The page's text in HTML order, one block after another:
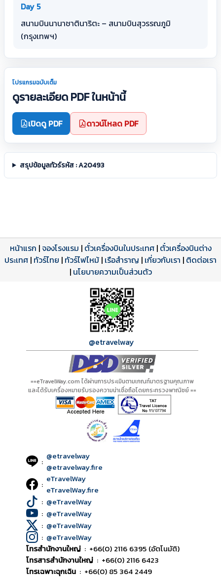
Day 5
สนามบินนานาชาตินาริตะ – สนามบินสุวรรณภูมิ
(กรุงเทพฯ)
โปรแกรมฉบับเต็ม
ดูรายละเอียด PDF ในหน้านี้
เปิดดู PDF ดาวน์โหลด PDF
สรุปข้อมูลทัวร์รหัส : A20493
โปรแกรมทัวร์
ดาวน์โหลด PDF
รีวิวลูกค้าจริง
รีวิวจาก eTravelWay
เปิดหน้าเต็ม
ใบอนุญาตนำเที่ยว
เลขที่ 11/11450
เปิดหน้าเต็ม
หน้าแรก |จองโรงแรม | ตั๋วเครื่องบินในประเทศ| ตั๋วเครื่องบินต่าง
ประเทศ | ทัวร์ไทย | ทัวร์ไฟไหม้ | เรือสำราญ | เกี่ยวกับเรา | ติดต่อเรา
| นโยบายความเป็นส่วนตัว
@etravelway
==eTravelWay.com ได้ผ่านการประเมินตามเกณฑ์มาตรฐานคุณภาพ
และได้รับเครื่องหมายรับรองความน่าเชื่อถือโดยกระทรวงพาณิชย์ ==
: @etravelway
@etravelway.fire
: eTravelWay
eTravelWay.fire
: @eTravelWay
: @eTravelWay
: @eTravelWay
: @eTravelWay
โทรสำนักงานใหญ่ : +66(0) 2116 6395 (อัตโนมัติ)
โทรสารสำนักงานใหญ่ : +66(0) 2116 6423
โทรเฉพาะฉุกเฉิน : +66(0) 85 364 2449